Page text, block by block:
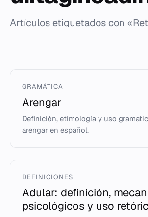
Artículos etiquetados con
GRAMÁTICA
Arengar
Definición, etimología y uso
arengar en español.
DEFINICIONES
Adular: definición,
psicológicos y uso